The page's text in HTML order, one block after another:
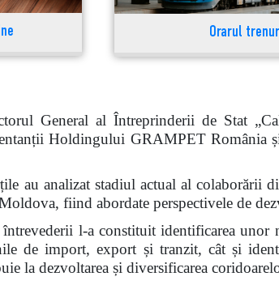
Orarul
General al Întreprinderii de Stat
Holdingului GRAMPET
au analizat stadiul actual al
fiind abordate perspectivele de
l-a constituit identificarea
de import, export și tranzit, cât și
la dezvoltarea și diversificarea